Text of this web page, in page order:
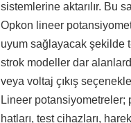
sistemlerine aktarılır. Bu
Opkon lineer
uyum sağlayacak şekilde
strok modeller dar
veya voltaj çıkış
Lineer
hatları, test cihazları,